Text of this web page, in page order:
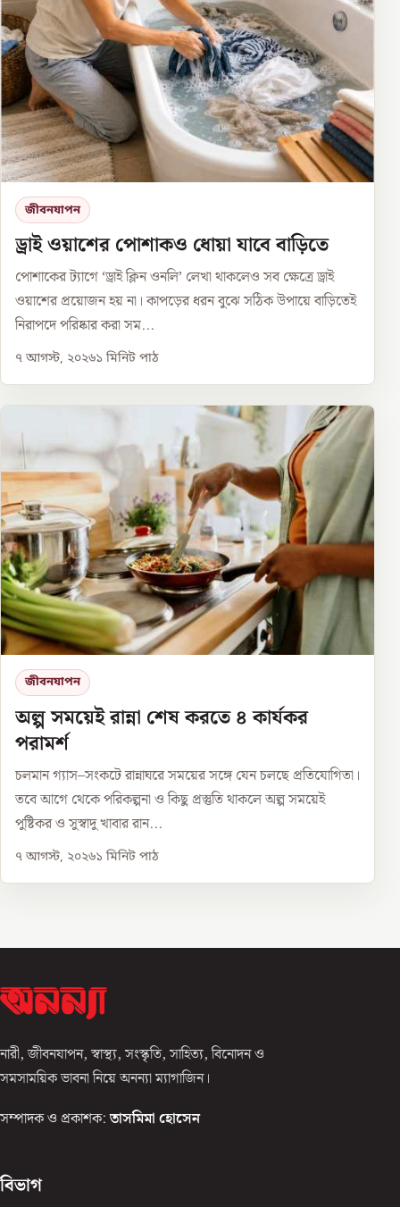
জীবনযাপন
ড্রাই ওয়াশের পোশাকও ধোয়া যাবে বাড়িতে
পোশাকের ট্যাগে ‘ড্রাই ক্লিন ওনলি’ লেখা থাকলেও সব ক্ষেত্রে ড্রাই
ওয়াশের প্রয়োজন হয় না। কাপড়ের ধরন বুঝে সঠিক উপায়ে বাড়িতেই
নিরাপদে পরিষ্কার করা সম...
৭ আগস্ট, ২০২৬১ মিনিট পাঠ
জীবনযাপন
অল্প সময়েই রান্না শেষ করতে ৪ কার্যকর
পরামর্শ
চলমান গ্যাস–সংকটে রান্নাঘরে সময়ের সঙ্গে যেন চলছে প্রতিযোগিতা।
তবে আগে থেকে পরিকল্পনা ও কিছু প্রস্তুতি থাকলে অল্প সময়েই
পুষ্টিকর ও সুস্বাদু খাবার রান...
৭ আগস্ট, ২০২৬১ মিনিট পাঠ
নারী, জীবনযাপন, স্বাস্থ্য, সংস্কৃতি, সাহিত্য, বিনোদন ও
সমসাময়িক ভাবনা নিয়ে অনন্যা ম্যাগাজিন।
সম্পাদক ও প্রকাশক: তাসমিমা হোসেন
বিভাগ